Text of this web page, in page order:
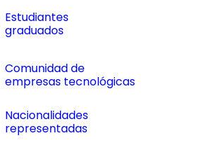
Estudiantes
graduados
Nacionalidades
representadas
Comunidad de
empresas tecnológicas